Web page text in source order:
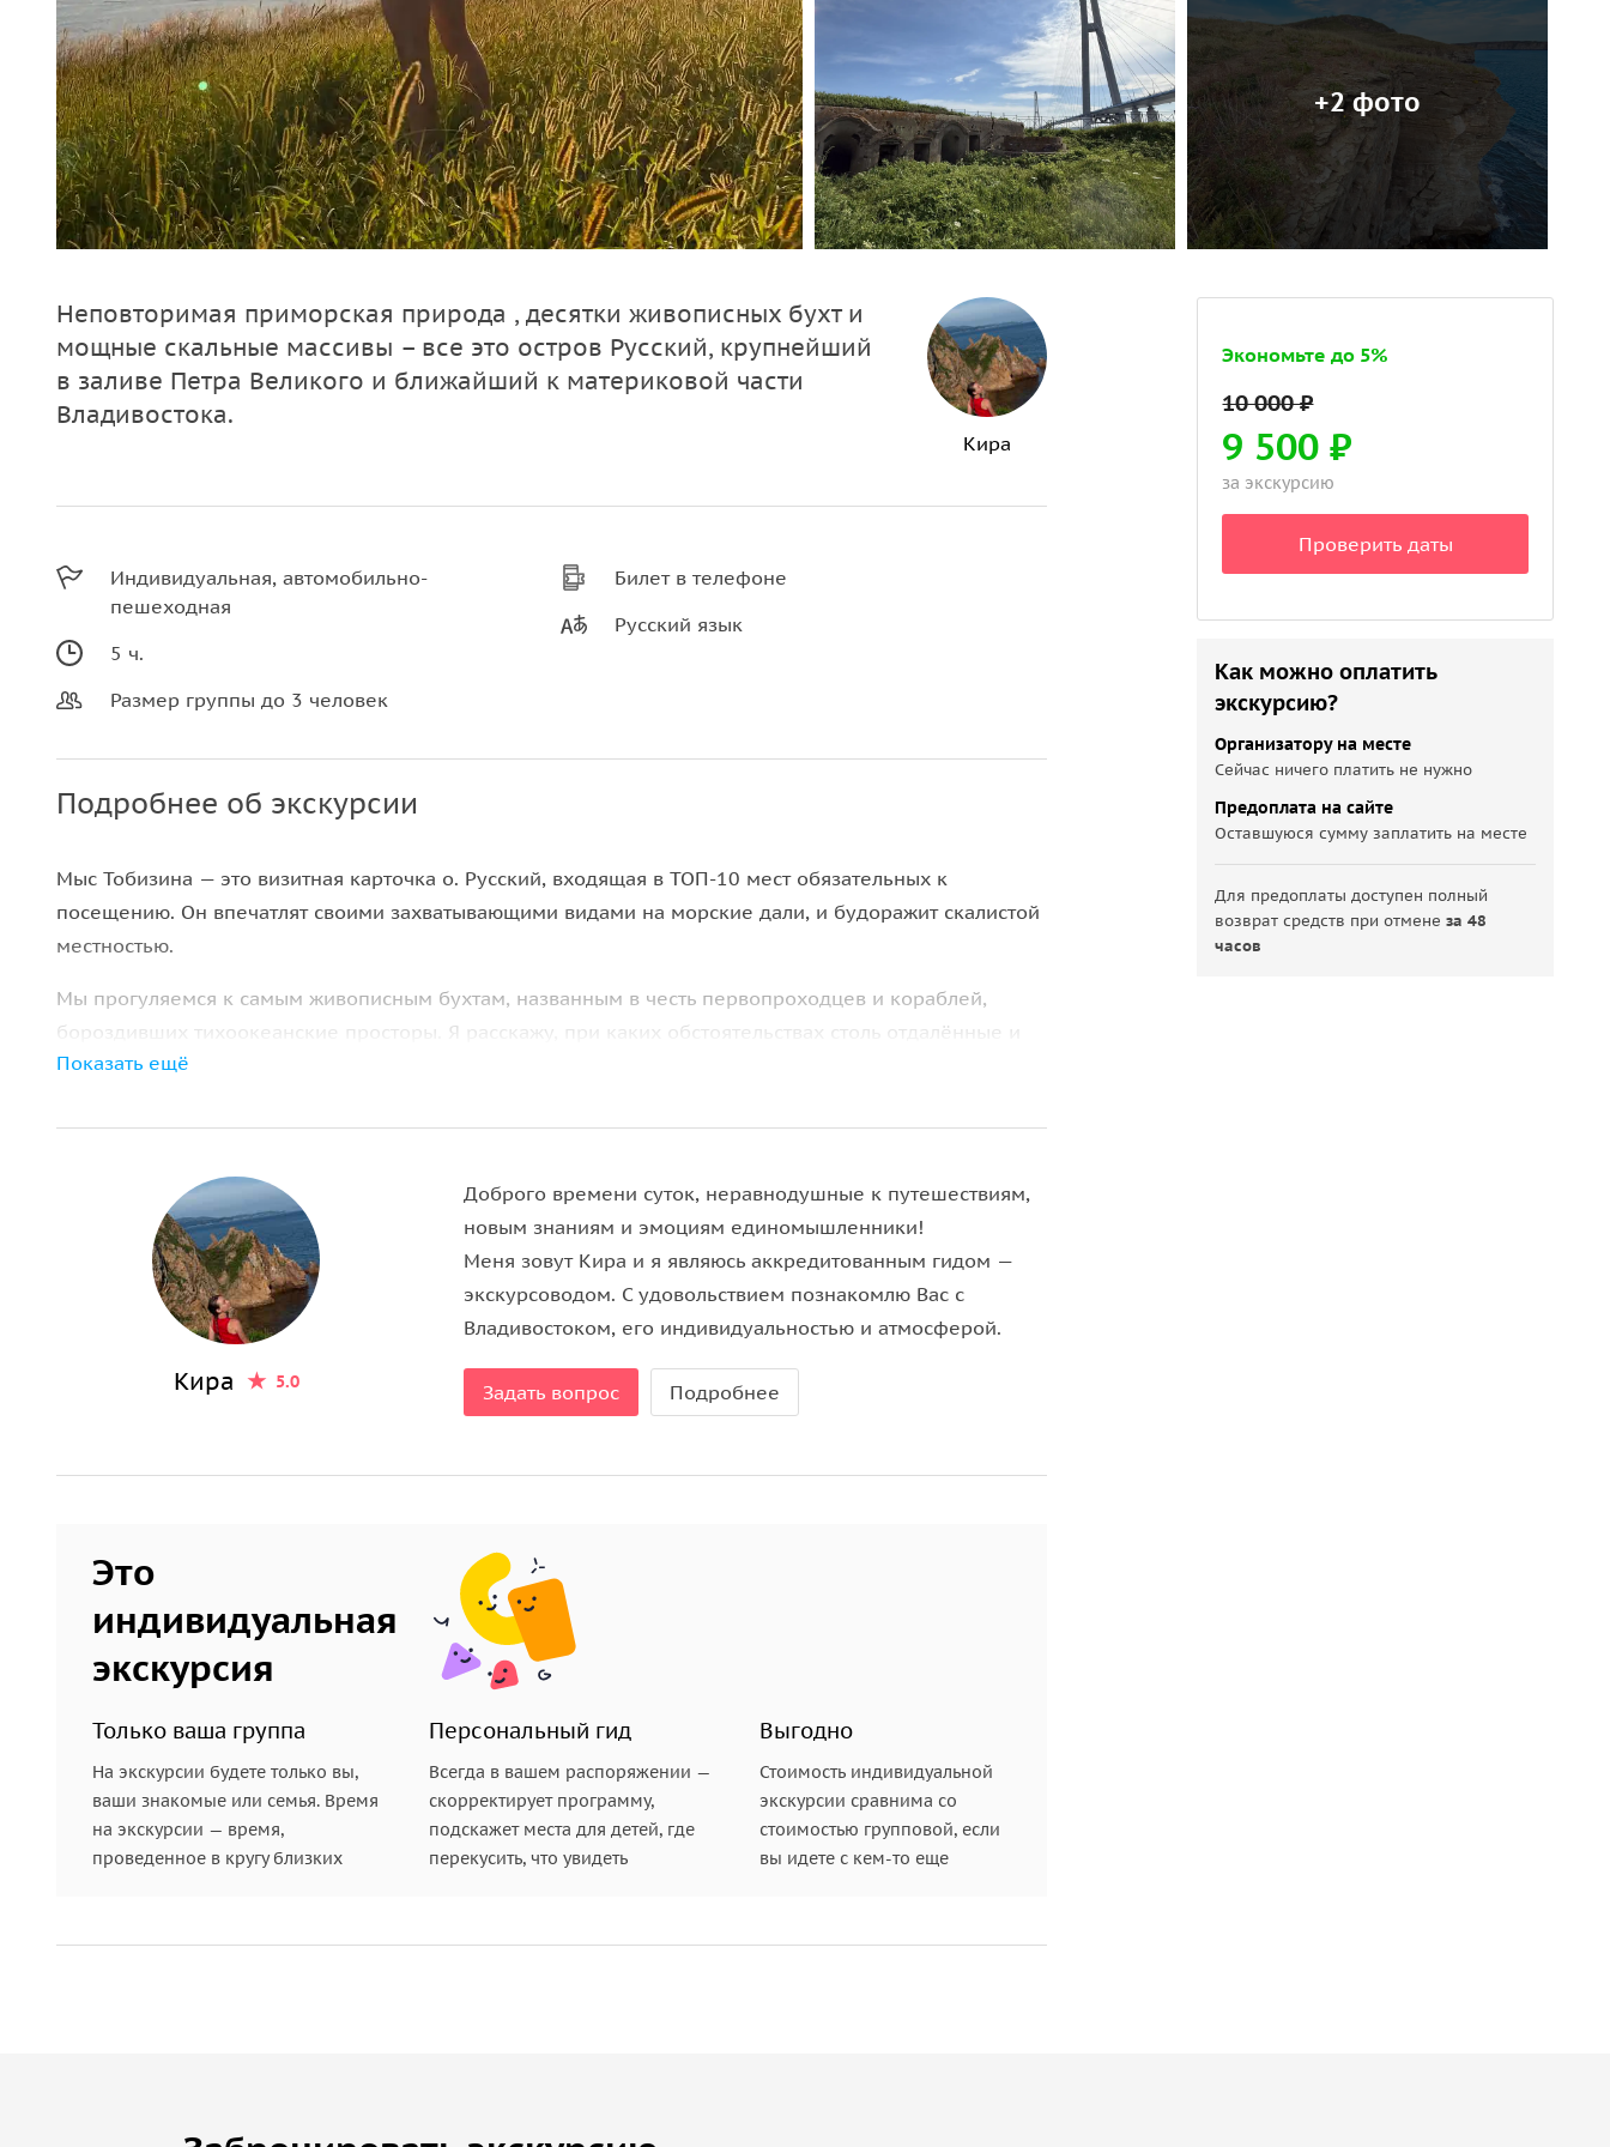
+2 фото
Неповторимая приморская природа , десятки живописных бухт и
мощные скальные массивы – все это остров Русский, крупнейший
в заливе Петра Великого и ближайший к материковой части
Владивостока.
Кира
Индивидуальная, автомобильно-
пешеходная
5 ч.
Размер группы до 3 человек
Билет в телефоне
Русский язык
Подробнее об экскурсии
Мыс Тобизина — это визитная карточка о. Русский, входящая в ТОП-10 мест обязательных к
посещению. Он впечатлят своими захватывающими видами на морские дали, и будоражит скалистой
местностью.
Мы прогуляемся к самым живописным бухтам, названным в честь первопроходцев и кораблей,
бороздивших тихоокеанские просторы. Я расскажу, при каких обстоятельствах столь отдалённые и
обширные территории стали владением Российской империи.
Идеальным завершением путешествия станет пикник на берегу моря. Почувствуйте уединение,
вслушайтесь в шёпот океана и растворитесь в гармонии момента.
Показать ещё
Кира 5.0
Доброго времени суток, неравнодушные к путешествиям,
новым знаниям и эмоциям единомышленники!
Меня зовут Кира и я являюсь аккредитованным гидом —
экскурсоводом. С удовольствием познакомлю Вас с
Владивостоком, его индивидуальностью и атмосферой.
Задать вопрос Подробнее
Это
индивидуальная
экскурсия
Только ваша группа
На экскурсии будете только вы,
ваши знакомые или семья. Время
на экскурсии — время,
проведенное в кругу близких
Персональный гид
Всегда в вашем распоряжении —
скорректирует программу,
подскажет места для детей, где
перекусить, что увидеть
Выгодно
Стоимость индивидуальной
экскурсии сравнима со
стоимостью групповой, если
вы идете с кем-то еще
Экономьте до 5%
9 500 ₽
за экскурсию
Проверить даты
Как можно оплатить
экскурсию?
Организатору на месте
Сейчас ничего платить не нужно
Предоплата на сайте
Оставшуюся сумму заплатить на месте
Для предоплаты доступен полный
возврат средств при отменеза 48
часов